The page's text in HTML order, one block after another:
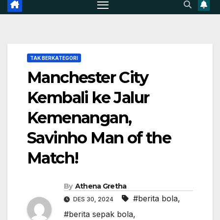
TAK BERKATEGORI
Manchester City
Kembali ke Jalur
Kemenangan,
Savinho Man of the
Match!
By Athena Gretha
DES 30, 2024 #berita bola,
#berita sepak bola,